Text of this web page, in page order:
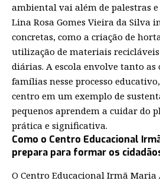
ambiental vai além de palestras e
Lina Rosa Gomes Vieira da Silva
concretas, como a criação de
utilização de materiais
diárias. A escola envolve tanto as
famílias nesse processo
centro em um exemplo de
pequenos aprendem a cuidar do
prática e significativa.
Como o Centro Educacional
prepara para formar os
O Centro Educacional Irmã Maria